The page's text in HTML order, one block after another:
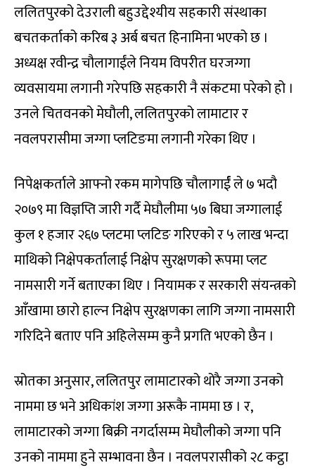
ललितपुरको देउराली बहुउद्देश्यीय सहकारी संस्थाका
बचतकर्ताको करिब ३ अर्ब बचत हिनामिना भएको छ ।
अध्यक्ष रवीन्द्र चौलागाईंले नियम विपरीत घरजग्गा
व्यवसायमा लगानी गरेपछि सहकारी नै संकटमा परेको हो ।
उनले चितवनको मेघौली, ललितपुरको लामाटार र
नवलपरासीमा जग्गा प्लटिङमा लगानी गरेका थिए ।
निपेक्षकर्ताले आफ्नो रकम मागेपछि चौलागार्ईं ले ७ भदौ
२०७९ मा विज्ञप्ति जारी गर्दै मेघौलीमा ५७ बिघा जग्गालाई
कुल १ हजार २६७ प्लटमा प्लटिङ गरिएको र ५ लाख भन्दा
माथिको निक्षेपकर्तालाई निक्षेप सुरक्षणको रूपमा प्लट
नामसारी गर्ने बताएका थिए । नियामक र सरकारी संयन्त्रको
आँखामा छारो हाल्न निक्षेप सुरक्षणका लागि जग्गा नामसारी
गरिदिने बताए पनि अहिलेसम्म कुनै प्रगति भएको छैन ।
स्रोतका अनुसार, ललितपुर लामाटारको थोरै जग्गा उनको
नाममा छ भने अधिकांश जग्गा अरूकै नाममा छ । र,
लामाटारको जग्गा बिक्री नगर्दासम्म मेघौलीको जग्गा पनि
उनको नाममा हुने सम्भावना छैन । नवलपरासीको २८ कट्ठा